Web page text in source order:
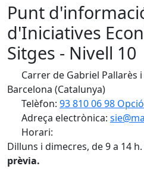
Punt
d'Iniciatives
Sitges - Nivell 10
Carrer de Gabriel Pallarès
Barcelona (Catalunya)
Telèfon: 93 810 06 98
Adreça electrònica:
Horari:
Dilluns i dimecres, de 9 a 14 h.
prèvia.